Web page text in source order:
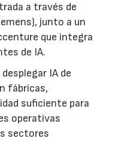
a través de
junto a un
que integra
de IA.
IA de
fábricas,
suficiente para
operativas
sectores